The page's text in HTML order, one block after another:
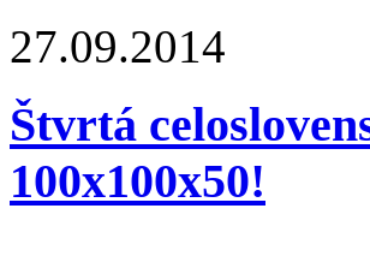
27.09.2014
Štvrtá
100x100x50!